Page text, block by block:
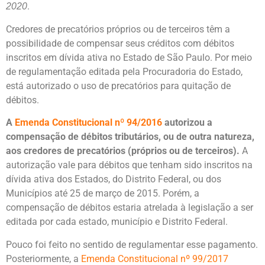
2020.
Credores de precatórios próprios ou de terceiros têm a
possibilidade de compensar seus créditos com débitos
inscritos em dívida ativa no Estado de São Paulo. Por meio
de regulamentação editada pela Procuradoria do Estado,
está autorizado o uso de precatórios para quitação de
débitos.
A Emenda Constitucional nº 94/2016 autorizou a
compensação de débitos tributários, ou de outra natureza,
aos credores de precatórios (próprios ou de terceiros). A
autorização vale para débitos que tenham sido inscritos na
dívida ativa dos Estados, do Distrito Federal, ou dos
Municípios até 25 de março de 2015. Porém, a
compensação de débitos estaria atrelada à legislação a ser
editada por cada estado, município e Distrito Federal.
Pouco foi feito no sentido de regulamentar esse pagamento.
Posteriormente, a Emenda Constitucional nº 99/2017